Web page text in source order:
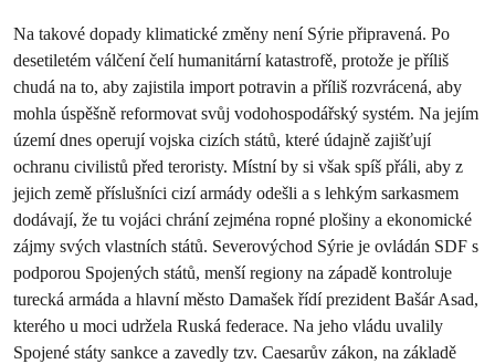
Na takové dopady klimatické změny není Sýrie připravená. Po
desetiletém válčení čelí humanitární katastrofě, protože je příliš
chudá na to, aby zajistila import potravin a příliš rozvrácená, aby
mohla úspěšně reformovat svůj vodohospodářský systém. Na jejím
území dnes operují vojska cizích států, které údajně zajišťují
ochranu civilistů před teroristy. Místní by si však spíš přáli, aby z
jejich země příslušníci cizí armády odešli a s lehkým sarkasmem
dodávají, že tu vojáci chrání zejména ropné plošiny a ekonomické
zájmy svých vlastních států. Severovýchod Sýrie je ovládán SDF s
podporou Spojených států, menší regiony na západě kontroluje
turecká armáda a hlavní město Damašek řídí prezident Bašár Asad,
kterého u moci udržela Ruská federace. Na jeho vládu uvalily
Spojené státy sankce a zavedly tzv. Caesarův zákon, na základě